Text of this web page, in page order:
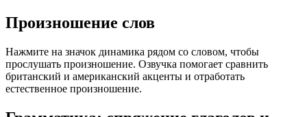
Произношение слов
Нажмите на значок динамика рядом со словом, чтобы
прослушать произношение. Озвучка помогает сравнить
британский и американский акценты и отработать
естественное произношение.